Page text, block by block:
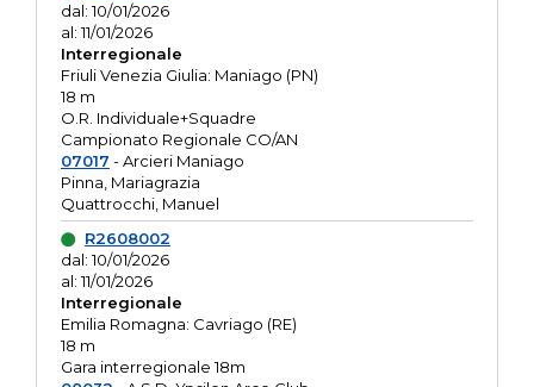
dal: 10/01/2026
al: 11/01/2026
Interregionale
Friuli Venezia Giulia: Maniago (PN)
18 m
O.R. Individuale+Squadre
Campionato Regionale CO/AN
07017 - Arcieri Maniago
Pinna, Mariagrazia
Quattrocchi, Manuel
R2608002
dal: 10/01/2026
al: 11/01/2026
Interregionale
Emilia Romagna: Cavriago (RE)
18 m
Gara interregionale 18m